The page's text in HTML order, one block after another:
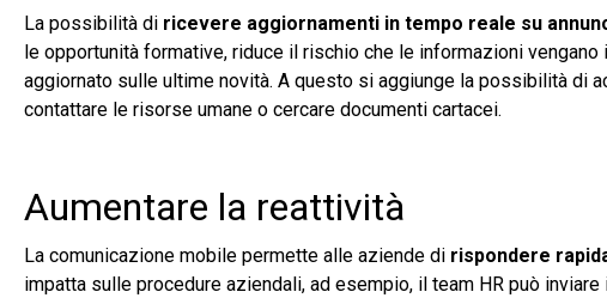
La possibilità di ricevere aggiornamenti in tempo reale su
le opportunità formative, riduce il rischio che le informazioni
aggiornato sulle ultime novità. A questo si aggiunge la possibilità di
contattare le risorse umane o cercare documenti cartacei.
Aumentare la reattività
La comunicazione mobile permette alle aziende di rispondere
impatta sulle procedure aziendali, ad esempio, il team HR può